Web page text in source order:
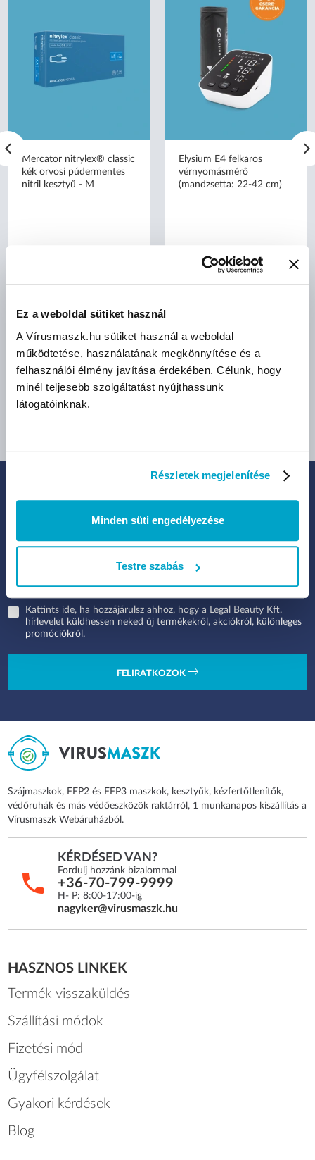
Ez a weboldal sütiket használ
A Vírusmaszk.hu sütiket használ a weboldal
működtetése, használatának megkönnyítése és a
felhasználói élmény javítása érdekében. Célunk, hogy
minél teljesebb szolgáltatást nyújthassunk
látogatóinknak.
Részletek megjelenítése
Minden süti engedélyezése
Testre szabás
Mercator nitrylex® classic
kék orvosi púdermentes
nitril kesztyű - M
2 159 Ft
Méret:
L XL
Elysium E4 felkaros
vérnyomásmérő
(mandzsetta: 22-42 cm)
Legfrissebb termékek, akciók és eladások
Kattints ide, ha hozzájárulsz ahhoz, hogy a Legal Beauty Kft.
hírlevelet küldhessen neked új termékekről, akciókról, különleges
promóciókról.
FELIRATKOZOK
Szájmaszkok, FFP2 és FFP3 maszkok, kesztyűk, kézfertőtlenítők,
védőruhák és más védőeszközök raktárról, 1 munkanapos kiszállítás a
Vírusmaszk Webáruházból.
KÉRDÉSED VAN?
Fordulj hozzánk bizalommal
+36-70-799-9999
H- P: 8:00-17:00-ig
nagyker@virusmaszk.hu
HASZNOS LINKEK
Termék visszaküldés
Szállítási módok
Fizetési mód
Ügyfélszolgálat
Gyakori kérdések
Blog